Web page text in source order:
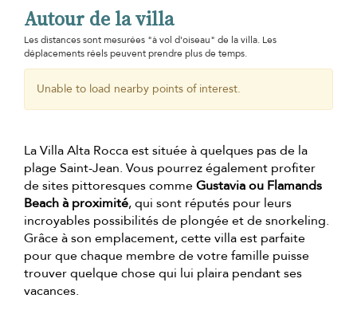
Autour de la villa
Les distances sont mesurées "à vol d'oiseau" de la villa. Les
déplacements réels peuvent prendre plus de temps.
Unable to load nearby points of interest.
La Villa Alta Rocca est située à quelques pas de la
plage Saint-Jean. Vous pourrez également profiter
de sites pittoresques commeGustavia ou Flamands
Beach à proximité, qui sont réputés pour leurs
incroyables possibilités de plongée et de snorkeling.
Grâce à son emplacement, cette villa est parfaite
pour que chaque membre de votre famille puisse
trouver quelque chose qui lui plaira pendant ses
vacances.